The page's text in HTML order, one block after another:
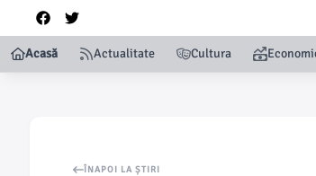
Acasă Actualitate Cultura
ÎNAPOI LA ȘTIRI